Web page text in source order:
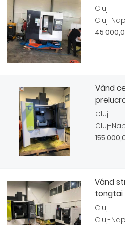
Cluj
Cluj-
45
Vând
Cluj
Cluj-
155
Vând
tongtai
Cluj
Cluj-